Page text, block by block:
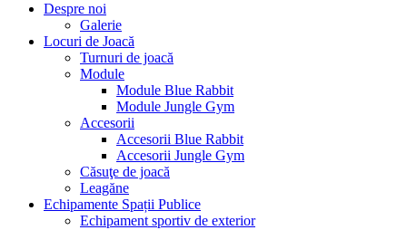
Despre noi
Galerie
Locuri de Joacă
Turnuri de joacă
Module
Module Blue Rabbit
Module Jungle Gym
Accesorii
Accesorii Blue Rabbit
Accesorii Jungle Gym
Căsuţe de joacă
Leagăne
Echipamente Spații Publice
Echipament sportiv de exterior